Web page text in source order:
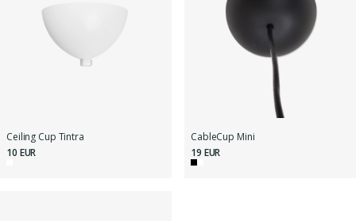
Ceiling Cup Tintra
10 EUR
CableCup Mini
19 EUR